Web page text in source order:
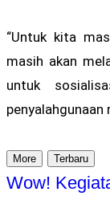
“Untuk kita
masih akan
untuk
penyalahgunaan
More Terbaru
Wow!